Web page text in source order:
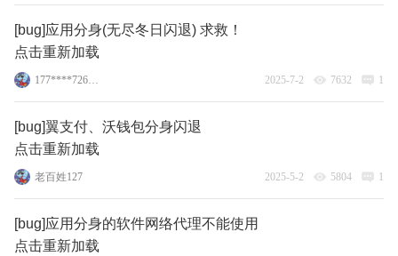
[bug]应用分身(无尽冬日闪退) 求救！
点击重新加载
177****7267_2_2 2025-7-2 7632 1
[bug]翼支付、沃钱包分身闪退
点击重新加载
老百姓127 2025-5-2 5804 1
[bug]应用分身的软件网络代理不能使用
点击重新加载